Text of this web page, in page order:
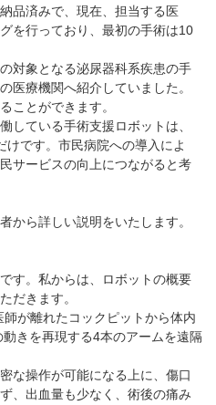
品済みで、現在、担当する医
を行っており、最初の手術は10
対象となる泌尿器科系疾患の手
医療機関へ紹介していました。
ことができます。
ている手術支援ロボットは、
です。市民病院への導入によ
サービスの向上につながると考
ら詳しい説明をいたします。
す。私からは、ロボットの概要
だきます。
が離れたコックピットから体内
きを再現する4本のアームを遠隔
な操作が可能になる上に、傷口
、出血量も少なく、術後の痛み